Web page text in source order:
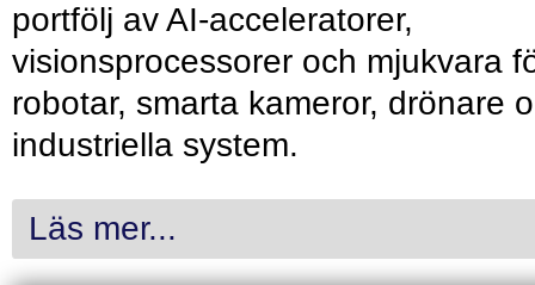
portfölj av AI-acceleratorer,
visionsprocessorer och mjukvara
robotar, smarta kameror, drönare
industriella system.
Läs mer...